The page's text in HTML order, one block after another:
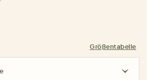
Größentabelle